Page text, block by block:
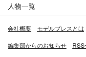
究科映画専攻）
ィー・コーポレーシ
渇き。（2014年6月
人物一覧
会社概要 モデルプレスとは
編集部からのお知らせ